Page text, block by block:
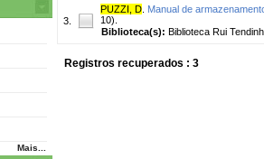
Mais...
3.
PUZZI, D Manual de
10).
Biblioteca(s): Biblioteca Rui
Registros recuperados : 3